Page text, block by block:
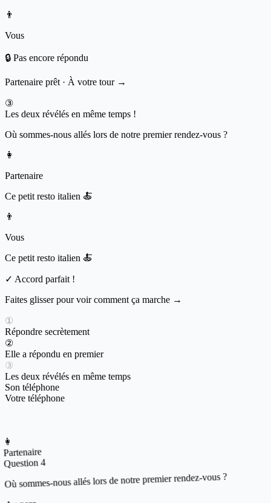
👨
Vous
🔒 Pas encore répondu
Partenaire prêt · À votre tour →
③
Les deux révélés en même temps !
Où sommes-nous allés lors de notre premier rendez-vous ?
👩
Partenaire
Ce petit resto italien 🍝
👨
Vous
Ce petit resto italien 🍝
✓ Accord parfait !
Faites glisser pour voir comment ça marche →
①
Répondre secrètement
②
Elle a répondu en premier
③
Les deux révélés en même temps
Son téléphone
Votre téléphone
👩
Partenaire
Question 4
Où sommes-nous allés lors de notre premier rendez-vous ?